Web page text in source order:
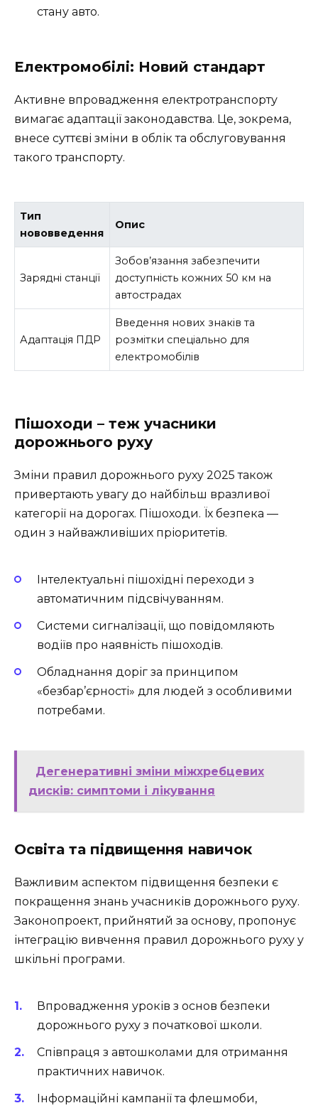
стану авто.
Електромобілі: Новий стандарт
Активне впровадження електротранспорту
вимагає адаптації законодавства. Це, зокрема,
внесе суттєві зміни в облік та обслуговування
такого транспорту.
Тип
нововведення
Опис
Зарядні станції
Зобов’язання забезпечити
доступність кожних 50 км на
автострадах
Адаптація ПДР
Введення нових знаків та
розмітки спеціально для
електромобілів
Пішоходи – теж учасники
дорожнього руху
Зміни правил дорожнього руху 2025 також
привертають увагу до найбільш вразливої
категорії на дорогах. Пішоходи. Їх безпека —
один з найважливіших пріоритетів.
Інтелектуальні пішохідні переходи з
автоматичним підсвічуванням.
Системи сигналізації, що повідомляють
водіїв про наявність пішоходів.
Обладнання доріг за принципом
«безбар’єрності» для людей з особливими
потребами.
Дегенеративні зміни міжхребцевих
дисків: симптоми і лікування
Освіта та підвищення навичок
Важливим аспектом підвищення безпеки є
покращення знань учасників дорожнього руху.
Законопроект, прийнятий за основу, пропонує
інтеграцію вивчення правил дорожнього руху у
шкільні програми.
Впровадження уроків з основ безпеки
дорожнього руху з початкової школи.
Співпраця з автошколами для отримання
практичних навичок.
Інформаційні кампанії та флешмоби,